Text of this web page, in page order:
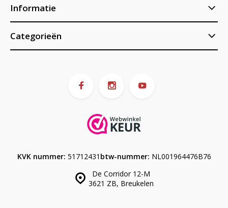
Informatie
Categorieën
De Corridor 12-M
3621 ZB, Breukelen
KVK nummer: 51712431 btw-nummer: NL001964476B76